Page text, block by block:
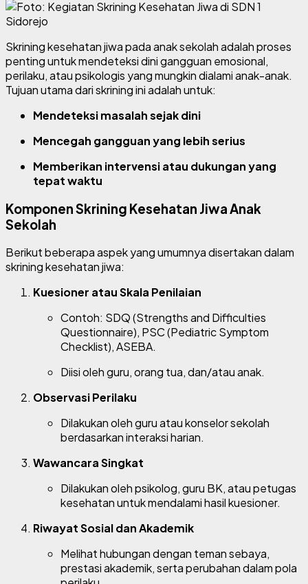
Skrining kesehatan jiwa pada anak sekolah adalah proses
penting untuk mendeteksi dini gangguan emosional,
perilaku, atau psikologis yang mungkin dialami anak-anak.
Tujuan utama dari skrining ini adalah untuk:
Mendeteksi masalah sejak dini
Mencegah gangguan yang lebih serius
Memberikan intervensi atau dukungan yang
tepat waktu
Komponen Skrining Kesehatan Jiwa Anak
Sekolah
Berikut beberapa aspek yang umumnya disertakan dalam
skrining kesehatan jiwa:
Kuesioner atau Skala Penilaian
Contoh: SDQ (Strengths and Difficulties
Questionnaire), PSC (Pediatric Symptom
Checklist), ASEBA.
Diisi oleh guru, orang tua, dan/atau anak.
Observasi Perilaku
Dilakukan oleh guru atau konselor sekolah
berdasarkan interaksi harian.
Wawancara Singkat
Dilakukan oleh psikolog, guru BK, atau petugas
kesehatan untuk mendalami hasil kuesioner.
Riwayat Sosial dan Akademik
Melihat hubungan dengan teman sebaya,
prestasi akademik, serta perubahan dalam pola